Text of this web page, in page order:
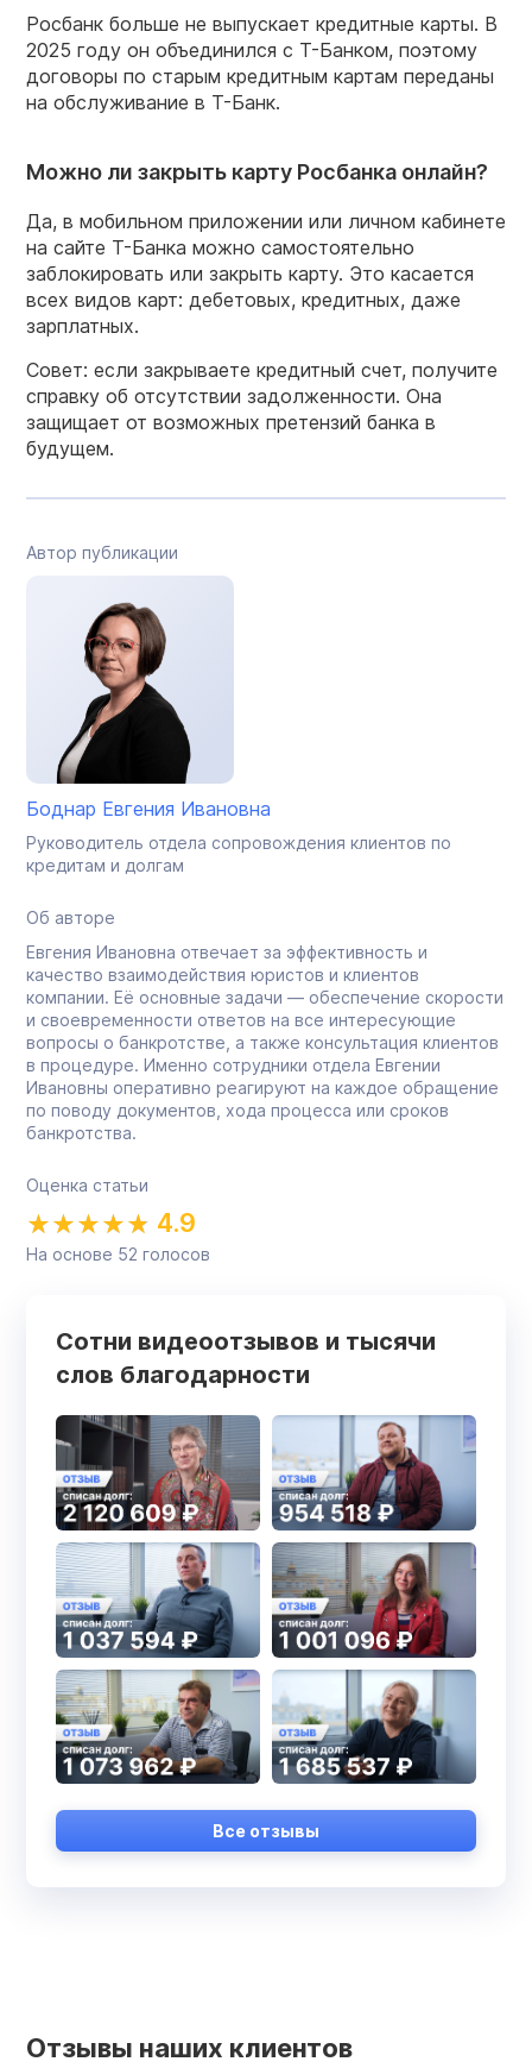
Росбанк больше не выпускает кредитные карты. В
2025 году он объединился с Т-Банком, поэтому
договоры по старым кредитным картам переданы
на обслуживание в Т-Банк.
Можно ли закрыть карту Росбанка онлайн?
Да, в мобильном приложении или личном кабинете
на сайте Т-Банка можно самостоятельно
заблокировать или закрыть карту. Это касается
всех видов карт: дебетовых, кредитных, даже
зарплатных.
Совет: если закрываете кредитный счет, получите
справку об отсутствии задолженности. Она
защищает от возможных претензий банка в
будущем.
Автор публикации
Боднар Евгения Ивановна
Руководитель отдела сопровождения клиентов по
кредитам и долгам
Об авторе
Евгения Ивановна отвечает за эффективность и
качество взаимодействия юристов и клиентов
компании. Её основные задачи — обеспечение скорости
и своевременности ответов на все интересующие
вопросы о банкротстве, а также консультация клиентов
в процедуре. Именно сотрудники отдела Евгении
Ивановны оперативно реагируют на каждое обращение
по поводу документов, хода процесса или сроков
банкротства.
Оценка статьи
4.9
На основе 52 голосов
Сотни видеоотзывов и тысячи
слов благодарности
Все отзывы
Отзывы наших клиентов